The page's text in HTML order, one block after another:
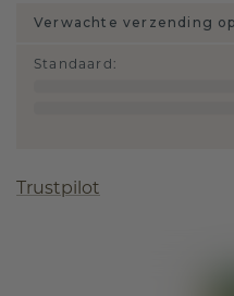
Verwachte verzending
Standaard :
Trustpilot